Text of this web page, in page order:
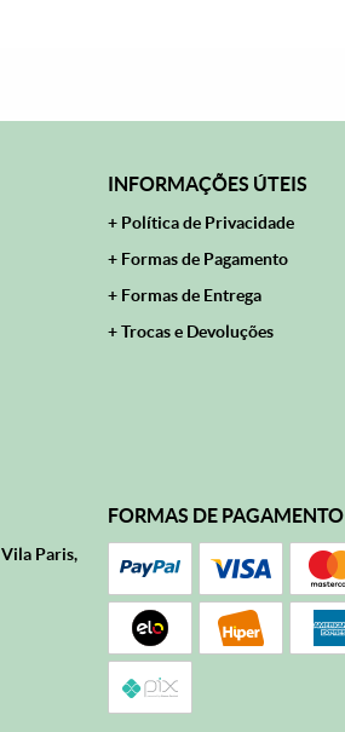
INFORMAÇÕES ÚTEIS
Política de Privacidade
Formas de Pagamento
Formas de Entrega
Trocas e Devoluções
Vila Paris,
FORMAS DE PAGAMENTO